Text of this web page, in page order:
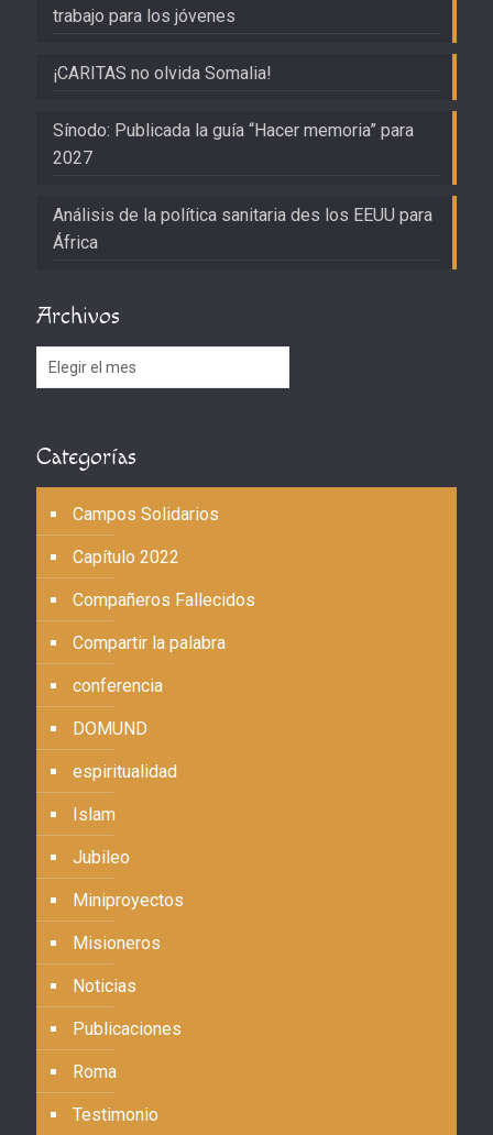
trabajo para los jóvenes
¡CARITAS no olvida Somalia!
Sínodo: Publicada la guía “Hacer memoria” para
2027
Análisis de la política sanitaria des los EEUU para
África
Archivos
Archivos
Categorías
Campos Solidarios
Capítulo 2022
Compañeros Fallecidos
Compartir la palabra
conferencia
DOMUND
espiritualidad
Islam
Jubileo
Miniproyectos
Misioneros
Noticias
Publicaciones
Roma
Testimonio